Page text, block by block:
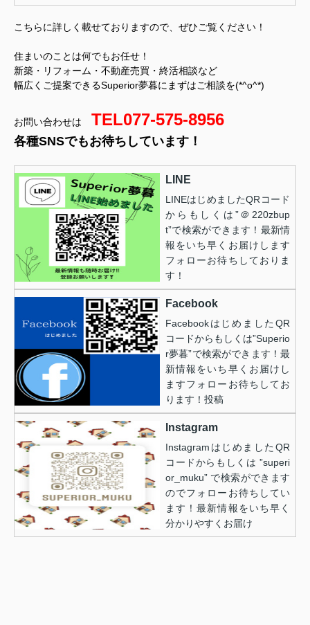
こちらに詳しく載せておりますので、ぜひご覧ください！
住まいのことは何でもお任せ！
新築・リフォーム・不動産売買・終活相談など
幅広くご提案できるSuperior夢暮にまずはご相談を(*^o^*)
お問い合わせは TEL077-575-8956
各種SNSでもお待ちしています！
LINE
LINEはじめましたQRコード
からもしくは”＠220zbup
t”で検索ができます！最新情
報をいち早くお届けします
フォローお待ちしておりま
す！
Facebook
FacebookはじめましたQR
コードからもしくは”Superio
r夢暮”で検索ができます！最
新情報をいち早くお届けし
ますフォローお待ちしてお
ります！投稿
Instagram
InstagramはじめましたQR
コードからもしくは ”superi
or_muku” で検索ができます
のでフォローお待ちしてい
ます！最新情報をいち早く
分かりやすくお届け